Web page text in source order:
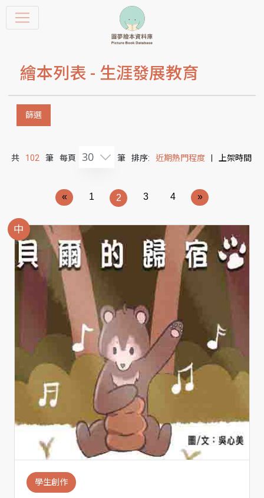
繪本列表 - 生涯發展教育
篩選
共 102 筆 每頁 30 筆 排序: 近期熱門程度 上架時間
« 1 2 3 4 »
中
學生創作